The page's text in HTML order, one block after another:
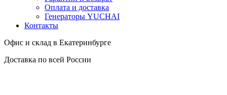
Оплата и доставка
Генераторы YUCHAI
Контакты
Офис и склад в Екатеринбурге
Доставка по всей России